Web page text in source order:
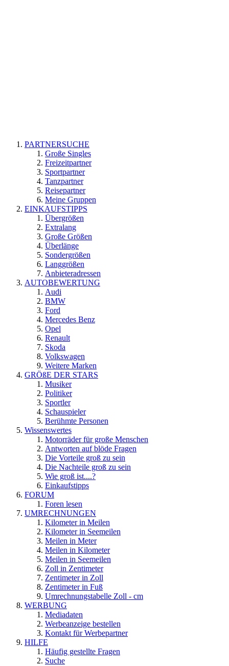
PARTNERSUCHE
Große Singles
Freizeitpartner
Sportpartner
Tanzpartner
Reisepartner
Meine Gruppen
EINKAUFSTIPPS
Übergrößen
Extralang
Große Größen
Überlänge
Sondergrößen
Langgrößen
Anbieteradressen
AUTOBEWERTUNG
Audi
BMW
Ford
Mercedes Benz
Opel
Renault
Skoda
Volkswagen
Weitere Marken
GRÖßE DER STARS
Musiker
Politiker
Sportler
Schauspieler
Berühmte Personen
Wissenswertes
Motorräder für große Menschen
Antworten auf blöde Fragen
Die Vorteile groß zu sein
Die Nachteile groß zu sein
Wie groß ist....?
Einkaufstipps
FORUM
Foren lesen
UMRECHNUNGEN
Kilometer in Meilen
Kilometer in Seemeilen
Meilen in Meter
Meilen in Kilometer
Meilen in Seemeilen
Zoll in Zentimeter
Zentimeter in Zoll
Zentimeter in Fuß
Umrechnungstabelle Zoll - cm
WERBUNG
Mediadaten
Werbeanzeige bestellen
Kontakt für Werbepartner
HILFE
Häufig gestellte Fragen
Suche